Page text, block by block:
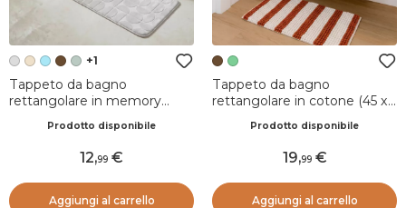
+1
Tappeto da bagno
rettangolare in memory
Grigio chiaro
Prodotto disponibile
12,99
Aggiungi al carrello
Tappeto da bagno
rettangolare in cotone (45 x
Prodotto disponibile
19,99
Aggiungi al carrello